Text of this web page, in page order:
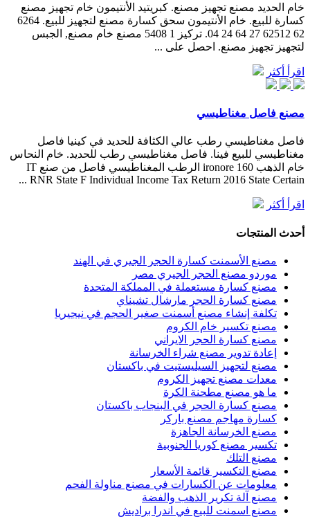
خام الحديد مصنع تجهيز مصنع. كبريتيد الأنتيمون خام تجهيز مصنع
كسارة للبيع. خام الأنتيمون سحق كسارة مصنع لتجهيز للبيع. 6264
62 62512 27 64 24 04. تركيز 1 5408 مصنع خام مصنع, الجبس
لتجهيز تجهيز مصنع. احصل على ...
اقرأ أكثر
مصنع فاصل مغناطيسي
فاصل مغناطيسي رطب عالي الكثافة للحديد في كينيا فاصل
مغناطيسي للبيع فينا. فاصل مغناطيسي رطب للحديد. خام النحاس
خام الذهب ironore 160 الرطب المغناطيسي فاصل من صنع IT
RNR State F Individual Income Tax Return 2016 State Certain ...
اقرأ أكثر
أحدث المنتجات
مصنع الأسمنت كسارة الحجر الجيري في الهند
موردو مصنع الحجر الجيري مصر
مصنع كسارة مستعملة في المملكة المتحدة
مصنع كسارة الحجر مارشال تشيناي
تكلفة إنشاء مصنع أسمنت صغير الحجم في نيجيريا
مصنع تكسير خام الكروم
مصنع كسارة الحجر الايراني
إعادة تدوير مصنع شراء الخرسانة
مصنع لتجهيز السيليستيت في باكستان
معدات مصنع تجهيز الكروم
ما هو مصنع مطحنة الكرة
مصنع كسارة الحجر في البنجاب باكستان
كسارة مهاجم مصنع باركر
مصنع الخرسانة الجاهزة
تكسير مصنع كوريا الجنوبية
مصنع التلك
مصنع التكسير قائمة الأسعار
معلومات عن الكسارات في مصنع مناولة الفحم
مصنع آلة تكرير الذهب والفضة
مصنع اسمنت للبيع في اندرا براديش